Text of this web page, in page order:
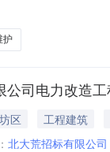
限公司供应商地
护
司电力改造
区
工程建筑
北大荒招标有限公司